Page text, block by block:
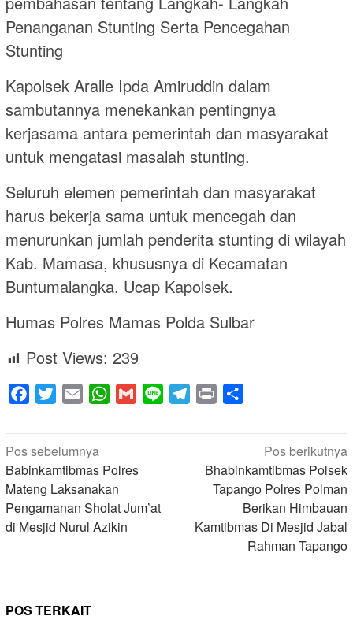
Penanganan Stunting Serta Pencegahan
Stunting
Kapolsek Aralle Ipda Amiruddin dalam
sambutannya menekankan pentingnya
kerjasama antara pemerintah dan masyarakat
untuk mengatasi masalah stunting.
Seluruh elemen pemerintah dan masyarakat
harus bekerja sama untuk mencegah dan
menurunkan jumlah penderita stunting di wilayah
Kab. Mamasa, khususnya di Kecamatan
Buntumalangka. Ucap Kapolsek.
Humas Polres Mamas Polda Sulbar
Post Views: 239
Facebook
Twitter Email WhatsApp
Gmail Line Telegram
Print
Navigasi
pos
Pos sebelumnya
Babinkamtibmas Polres
Mateng Laksanakan
Pengamanan Sholat Jum’at
di Mesjid Nurul Azikin
Pos berikutnya
Bhabinkamtibmas Polsek
Tapango Polres Polman
Berikan Himbauan
Kamtibmas Di Mesjid Jabal
Rahman Tapango
POS TERKAIT